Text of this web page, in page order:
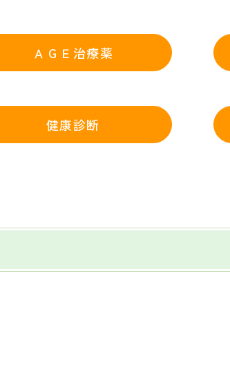
ＡＧＥ治療薬
健康診断